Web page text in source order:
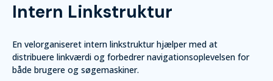
Intern Linkstruktur
En velorganiseret intern linkstruktur hjælper med at
distribuere linkværdi og forbedrer navigationsoplevelsen for
både brugere og søgemaskiner.